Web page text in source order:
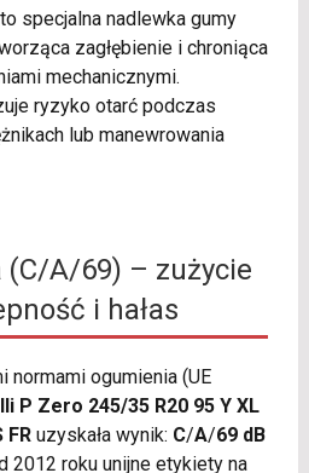
specjalna nadlewka gumy
zagłębienie i chroniąca
mechanicznymi.
ryzyko otarć podczas
lub manewrowania
(C/A/69) – zużycie
i hałas
normami ogumienia (UE
P Zero 245/35 R20 95 Y XL
FRuzyskała wynik: C/A/69 dB
2012 roku unijne etykiety na